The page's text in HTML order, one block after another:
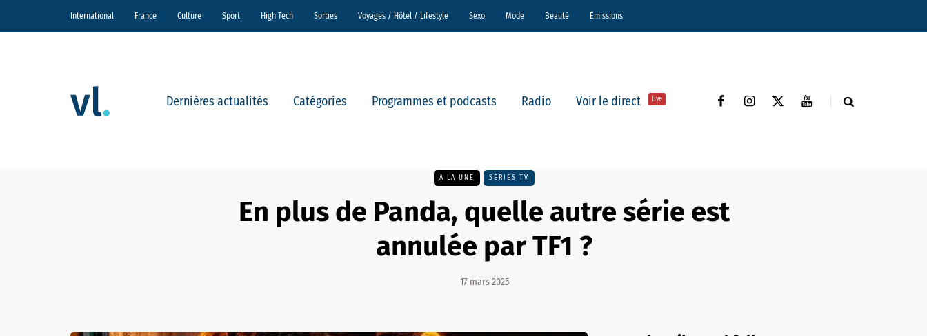
International France Culture Sport High Tech Sorties Voyages / Hôtel / Lifestyle Sexo Mode Beauté Émissions
Dernières actualités Catégories Programmes et podcasts Radio Voir le direct live
A LA UNE SÉRIES TV
En plus de Panda, quelle autre série est
annulée par TF1 ?
17 mars 2025